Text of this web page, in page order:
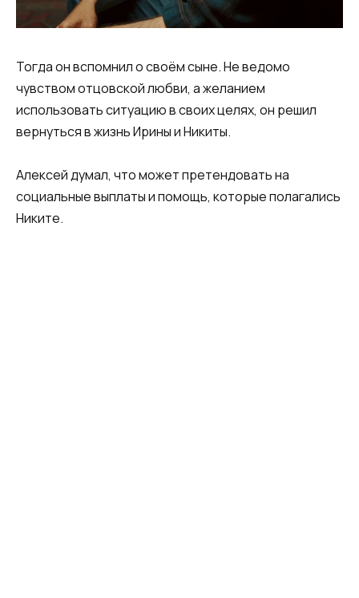
Тогда он вспомнил о своём сыне. Не ведомо
чувством отцовской любви, а желанием
использовать ситуацию в своих целях, он решил
вернуться в жизнь Ирины и Никиты.
Алексей думал, что может претендовать на
социальные выплаты и помощь, которые полагались
Никите.